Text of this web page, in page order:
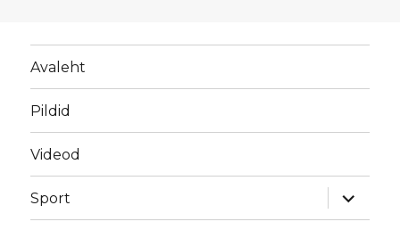
Avaleht
Pildid
Videod
Sport
laienda